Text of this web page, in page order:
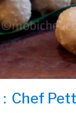
Chef